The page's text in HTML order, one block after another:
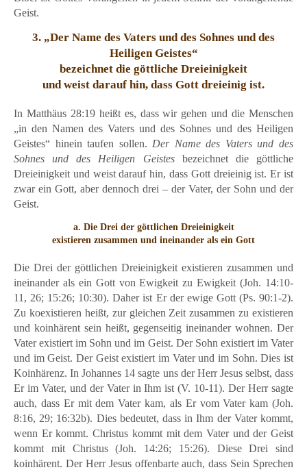
Geist.
3. „Der Name des Vaters und des Sohnes und des
Heiligen Geistes“
bezeichnet die göttliche Dreieinigkeit
und weist darauf hin, dass Gott dreieinig ist.
In Matthäus 28:19 heißt es, dass wir gehen und die Menschen
„in den Namen des Vaters und des Sohnes und des Heiligen
Geistes“ hinein taufen sollen. Der Name des Vaters und des
Sohnes und des Heiligen Geistesbezeichnet die göttliche
Dreieinigkeit und weist darauf hin, dass Gott dreieinig ist. Er ist
zwar ein Gott, aber dennoch drei – der Vater, der Sohn und der
Geist.
a. Die Drei der göttlichen Dreieinigkeit
existieren zusammen und ineinander als ein Gott
Die Drei der göttlichen Dreieinigkeit existieren zusammen und
ineinander als ein Gott von Ewigkeit zu Ewigkeit (Joh. 14:10-
11, 26; 15:26; 10:30). Daher ist Er der ewige Gott (Ps. 90:1-2).
Zu koexistieren heißt, zur gleichen Zeit zusammen zu existieren
und koinhärent sein heißt, gegenseitig ineinander wohnen. Der
Vater existiert im Sohn und im Geist. Der Sohn existiert im Vater
und im Geist. Der Geist existiert im Vater und im Sohn. Dies ist
Koinhärenz. In Johannes 14 sagte uns der Herr Jesus selbst, dass
Er im Vater, und der Vater in Ihm ist (V. 10-11). Der Herr sagte
auch, dass Er mit dem Vater kam, als Er vom Vater kam (Joh.
8:16, 29; 16:32b). Dies bedeutet, dass in Ihm der Vater kommt,
wenn Er kommt. Christus kommt mit dem Vater und der Geist
kommt mit Christus (Joh. 14:26; 15:26). Diese Drei sind
koinhärent. Der Herr Jesus offenbarte auch, dass Sein Sprechen